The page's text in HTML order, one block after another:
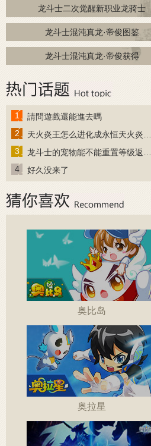
龙斗士二次觉醒新职业龙骑士
龙斗士混沌真龙·帝俊图鉴
龙斗士混沌真龙·帝俊获得
1 請問遊戲還能進去嗎
2 天火炎王怎么进化成永恒天火炎王？
3 龙斗士的宠物能不能重置等级返还水晶啊
4 好久没来了
奥比岛
奥拉星